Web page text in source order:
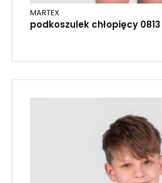
MARTEX
podkoszulek chłopięcy